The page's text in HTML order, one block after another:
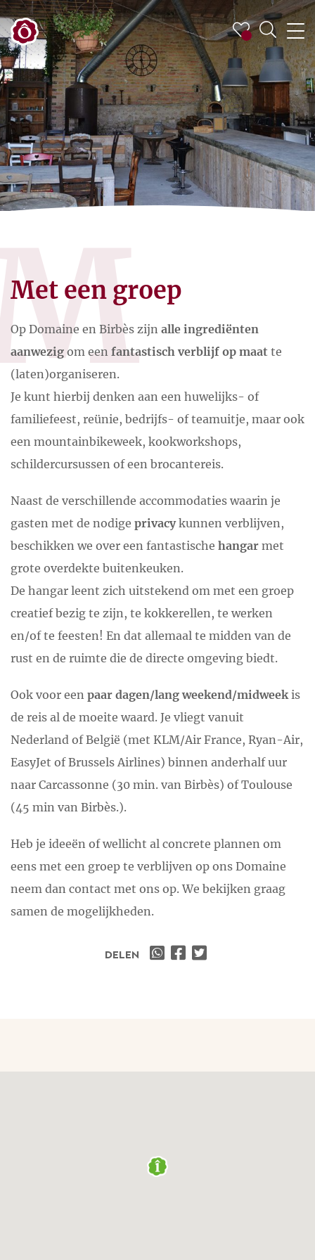
Met een groep
Op Domaine en Birbès zijn alle ingrediënten
aanwezig om een fantastisch verblijf op maat te
(laten)organiseren.
Je kunt hierbij denken aan een huwelijks- of
familiefeest, reünie, bedrijfs- of teamuitje, maar ook
een mountainbikeweek, kookworkshops,
schildercursussen of een brocantereis.
Naast de verschillende accommodaties waarin je
gasten met de nodige privacykunnen verblijven,
beschikken we over een fantastische hangar met
grote overdekte buitenkeuken.
De hangar leent zich uitstekend om met een groep
creatief bezig te zijn, te kokkerellen, te werken
en/of te feesten! En dat allemaal te midden van de
rust en de ruimte die de directe omgeving biedt.
Ook voor een paar dagen/lang weekend/midweekis
de reis al de moeite waard. Je vliegt vanuit
Nederland of België (met KLM/Air France, Ryan-Air,
EasyJet of Brussels Airlines) binnen anderhalf uur
naar Carcassonne (30 min. van Birbès) of Toulouse
(45 min van Birbès.).
Heb je ideeën of wellicht al concrete plannen om
eens met een groep te verblijven op ons Domaine
neem dan contact met ons op. We bekijken graag
samen de mogelijkheden.
DELEN